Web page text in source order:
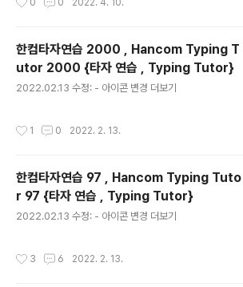
0 0 2022. 4. 10.
한컴타자연습 2000 , Hancom Typing T
utor 2000 {타자 연습 , Typing Tutor}
2022.02.13 수정: - 아이콘 변경 더보기
1 0 2022. 2. 13.
한컴타자연습 97 , Hancom Typing Tuto
r 97 {타자 연습 , Typing Tutor}
2022.02.13 수정: - 아이콘 변경 더보기
3 6 2022. 2. 13.